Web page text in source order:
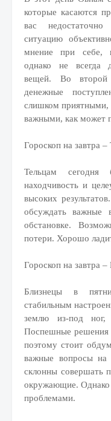
которые касаются
вас
ситуацию
мнение при себе,
однако не всегда
вещей. Во
денежные
слишком приятными,
важными, как может
Гороскоп на завтра –
Тельцам сегодня
находчивость и
высоких
обсуждать важные
обстановке.
потери. Хорошо
Гороскоп на завтра
Близнецы в
стабильным
землю из-под
Поспешные решения
поэтому стоит
важные вопросы на
склонны совершать
окружающие. Однако
проблемами.